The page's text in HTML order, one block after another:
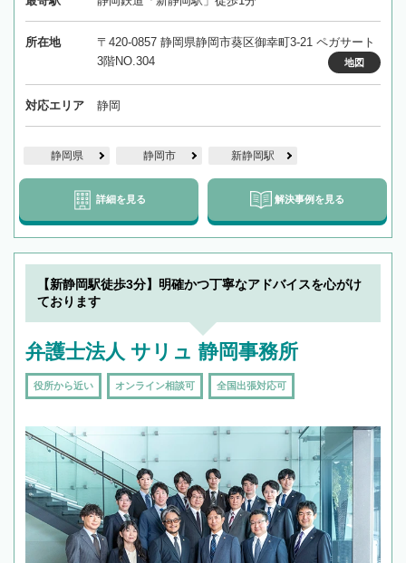
所在地
〒420-0857 静岡県静岡市葵区御幸町3-21 ペガサート
3階NO.304
地図
対応エリア 静岡
静岡県 静岡市 新静岡駅
詳細を見る 解決事例を見る
【新静岡駅徒歩3分】明確かつ丁寧なアドバイスを心がけ
ております
弁護士法人 サリュ 静岡事務所
役所から近い オンライン相談可 全国出張対応可